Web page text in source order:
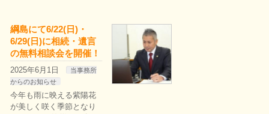
綱島にて6/22(日)・
6/29(日)に相続・遺言
の無料相談会を開催！
2025年6月1日
当事務所
からのお知らせ
今年も雨に映える紫陽花
が美しく咲く季節となり